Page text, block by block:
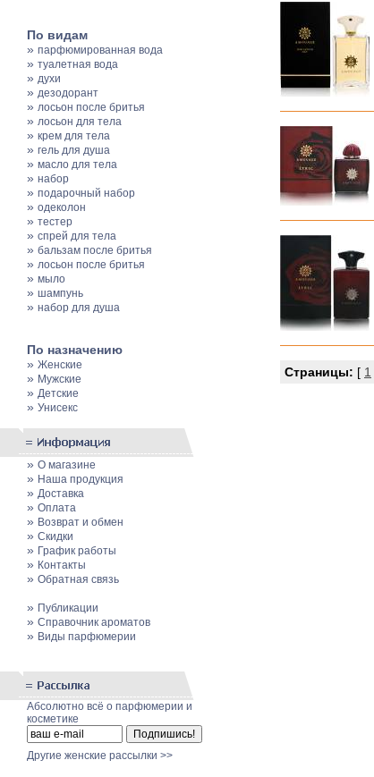
По видам
» парфюмированная вода
» туалетная вода
» духи
» дезодорант
» лосьон после бритья
» лосьон для тела
» крем для тела
» гель для душа
» масло для тела
» набор
» подарочный набор
» одеколон
» тестер
» спрей для тела
» бальзам после бритья
» лосьон после бритья
» мыло
» шампунь
» набор для душа
По назначению
» Женские
» Мужские
» Детские
» Унисекс
» О магазине
» Наша продукция
» Доставка
» Оплата
» Возврат и обмен
» Скидки
» График работы
» Контакты
» Обратная связь
» Публикации
» Cправочник ароматов
» Виды парфюмерии
Абсолютно всё о парфюмерии и
косметике
Другие женские рассылки >>
Страницы: [ 1